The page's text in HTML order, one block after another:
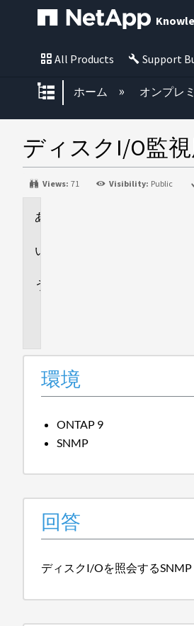
All Products Support
グローバル階層
ホーム オンプレ
ディスクI/O監視
Views: 71 Visibility: Public
環境
ONTAP 9
SNMP
回答
ディスクI/Oを照会するSNMP